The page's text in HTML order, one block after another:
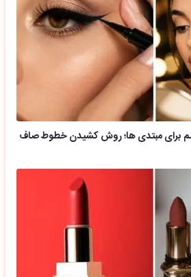
برای مبتدی ها؛ روش کشیدن خطوط صاف